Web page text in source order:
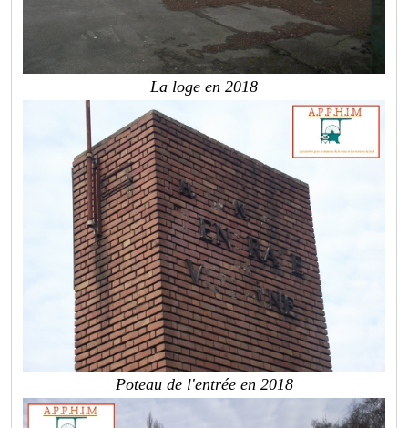
La loge en 2018
Poteau de l'entrée en 2018